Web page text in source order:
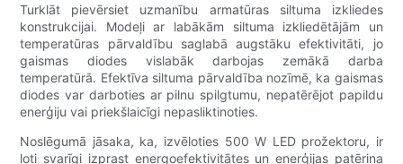
Turklāt pievērsiet uzmanību armatūras siltuma izkliedes
konstrukcijai. Modeļi ar labākām siltuma izkliedētājām un
temperatūras pārvaldību saglabā augstāku efektivitāti, jo
gaismas diodes vislabāk darbojas zemākā darba
temperatūrā. Efektīva siltuma pārvaldība nozīmē, ka gaismas
diodes var darboties ar pilnu spilgtumu, nepatērējot papildu
enerģiju vai priekšlaicīgi nepasliktinoties.
Noslēgumā jāsaka, ka, izvēloties 500 W LED prožektoru, ir
ļoti svarīgi izprast energoefektivitātes un enerģijas patēriņa